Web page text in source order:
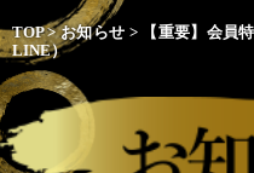
TOP>お知らせ >
【重要】会員
LINE）